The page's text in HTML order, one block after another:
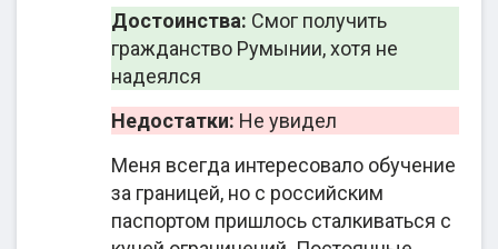
гражданства) в Румынии— юристы
определяют ближайшую свободную дату
для визита в госорган и бронируют ее для
репатрианта.
Первое посещение ANC— заявители сдают
биометрические данные, в сопровождении
юриста подают документы на получение
гражданства.
Базовое изучение румынского языка, текста
Достоинства: Смог получить
гражданство Румынии, хотя не
надеялся
Недостатки: Не увидел
Меня всегда интересовало обучение
за границей, но с российским
паспортом пришлось сталкиваться с